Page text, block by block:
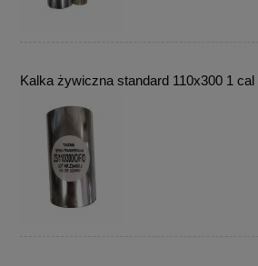
Kalka żywiczna standard 110x300 1 cal